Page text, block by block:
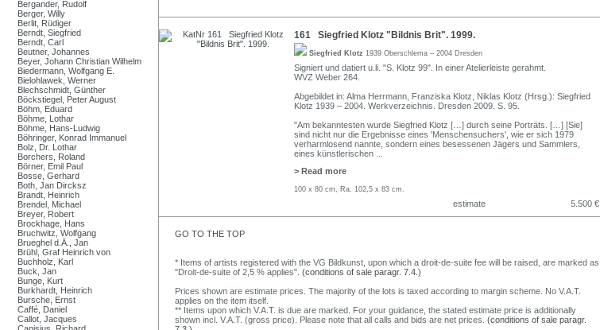
Bergander, Rudolf
Berger, Willy
Berlit, Rüdiger
Berndt, Siegfried
Berndt, Carl
Beutner, Johannes
Beyer, Johann Christian Wilhelm
Biedermann, Wolfgang E.
Bielohlawek, Werner
Blechschmidt, Günther
Böckstiegel, Peter August
Böhm, Eduard
Böhme, Lothar
Böhme, Hans-Ludwig
Böhringer, Konrad Immanuel
Bolz, Dr. Lothar
Borchers, Roland
Börner, Emil Paul
Bosse, Gerhard
Both, Jan Dircksz
Brandt, Heinrich
Brendel, Michael
Breyer, Robert
Brockhage, Hans
Bruchwitz, Wolfgang
Brueghel d.Ä., Jan
Brühl, Graf Heinrich von
Buchholz, Karl
Buck, Jan
Bunge, Kurt
Burkhardt, Heinrich
Bursche, Ernst
Caffé, Daniel
Callot, Jacques
161 Siegfried Klotz "Bildnis Brit". 1999.
Siegfried Klotz 1939 Oberschlema – 2004 Dresden
Signiert und datiert u.li. "S. Klotz 99". In einer Atelierleiste gerahmt.
WVZ Weber 264.
Abgebildet in: Alma Herrmann, Franziska Klotz, Niklas Klotz (Hrsg.): Siegfried
Klotz 1939 – 2004. Werkverzeichnis. Dresden 2009. S. 95.
"Am bekanntesten wurde Siegfried Klotz […] durch seine Porträts. […] [Sie]
sind nicht nur die Ergebnisse eines 'Menschensuchers', wie er sich 1979
verharmlosend nannte, sondern eines besessenen Jägers und Sammlers,
eines künstlerischen
> Read more
100 x 80 cm, Ra. 102,5 x 83 cm.
estimate 5.500 €
GO TO THE TOP
* Items of artists registered with the VG Bildkunst, upon which a droit-de-suite fee will be raised, are marked as
"Droit-de-suite of 2,5 % applies". (conditions of sale paragr. 7.4.)
Prices shown are estimate prices. The majority of the lots is taxed according to margin scheme. No V.A.T.
applies on the item itself.
** Items upon which V.A.T. is due are marked. For your guidance, the stated estimate price is additionally
shown incl. V.A.T. (gross price). Please note that all calls and bids are net prices. (conditions of sale paragr.